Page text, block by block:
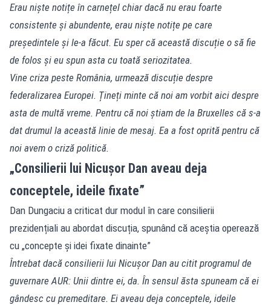
Erau niște notițe în carnețel chiar dacă nu erau foarte
consistente și abundente, erau niște notițe pe care
președintele și le-a făcut. Eu sper că această discuție o să fie
de folos și eu spun asta cu toată seriozitatea.
Vine criza peste România, urmează discuție despre
federalizarea Europei. Țineți minte că noi am vorbit aici despre
asta de multă vreme. Pentru că noi știam de la Bruxelles că s-a
dat drumul la această linie de mesaj. Ea a fost oprită pentru că
noi avem o criză politică.
„Consilierii lui Nicușor Dan aveau deja
conceptele, ideile fixate”
Dan Dungaciu a criticat dur modul în care consilierii
prezidențiali au abordat discuția, spunând că aceștia operează
cu „concepte și idei fixate dinainte”
Întrebat dacă consilierii lui Nicușor Dan au citit programul de
guvernare AUR: Unii dintre ei, da. În sensul ăsta spuneam că ei
gândesc cu premeditare. Ei aveau deja conceptele, ideile